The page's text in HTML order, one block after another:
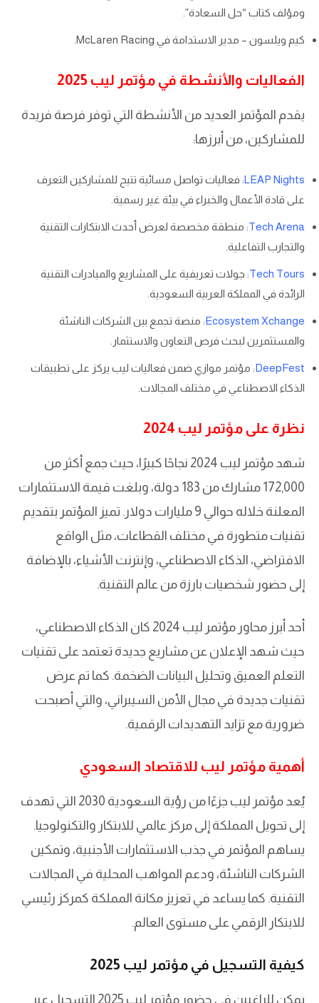
ومؤلف كتاب “حل السعادة”.
كيم ويلسون – مدير الاستدامة في McLaren Racing.
الفعاليات والأنشطة في مؤتمر ليب 2025
يقدم المؤتمر العديد من الأنشطة التي توفر فرصة فريدة
للمشاركين، من أبرزها:
LEAP Nights: فعاليات تواصل مسائية تتيح للمشاركين التعرف
على قادة الأعمال والخبراء في بيئة غير رسمية.
Tech Arena: منطقة مخصصة لعرض أحدث الابتكارات التقنية
والتجارب التفاعلية.
Tech Tours: جولات تعريفية على المشاريع والمبادرات التقنية
الرائدة في المملكة العربية السعودية.
Ecosystem Xchange: منصة تجمع بين الشركات الناشئة
والمستثمرين لبحث فرص التعاون والاستثمار.
DeepFest: مؤتمر موازي ضمن فعاليات ليب يركز على تطبيقات
الذكاء الاصطناعي في مختلف المجالات.
نظرة على مؤتمر ليب 2024
شهد مؤتمر ليب 2024 نجاحًا كبيرًا، حيث جمع أكثر من
172,000 مشارك من 183 دولة، وبلغت قيمة الاستثمارات
المعلنة خلاله حوالي 9 مليارات دولار. تميز المؤتمر بتقديم
تقنيات متطورة في مختلف القطاعات، مثل الواقع
الافتراضي، الذكاء الاصطناعي، وإنترنت الأشياء، بالإضافة
إلى حضور شخصيات بارزة من عالم التقنية.
أحد أبرز محاور مؤتمر ليب 2024 كان الذكاء الاصطناعي،
حيث شهد الإعلان عن مشاريع جديدة تعتمد على تقنيات
التعلم العميق وتحليل البيانات الضخمة. كما تم عرض
تقنيات جديدة في مجال الأمن السيبراني، والتي أصبحت
ضرورية مع تزايد التهديدات الرقمية.
أهمية مؤتمر ليب للاقتصاد السعودي
يُعد مؤتمر ليب جزءًا من رؤية السعودية 2030 التي تهدف
إلى تحويل المملكة إلى مركز عالمي للابتكار والتكنولوجيا.
يساهم المؤتمر في جذب الاستثمارات الأجنبية، وتمكين
الشركات الناشئة، ودعم المواهب المحلية في المجالات
التقنية. كما يساعد في تعزيز مكانة المملكة كمركز رئيسي
للابتكار الرقمي على مستوى العالم.
كيفية التسجيل في مؤتمر ليب 2025
يمكن للراغبين في حضور مؤتمر ليب 2025 التسجيل عبر